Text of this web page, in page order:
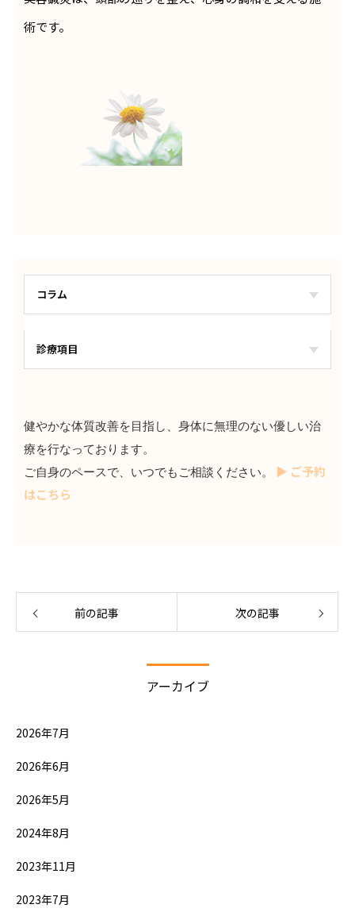
術です。
コラム
診療項目
健やかな体質改善を目指し、身体に無理のない優しい治
療を行なっております。
ご自身のペースで、いつでもご相談ください。
▶ ご予約
はこちら
前の記事 次の記事
アーカイブ
2026年7月
2026年6月
2026年5月
2024年8月
2023年11月
2023年7月